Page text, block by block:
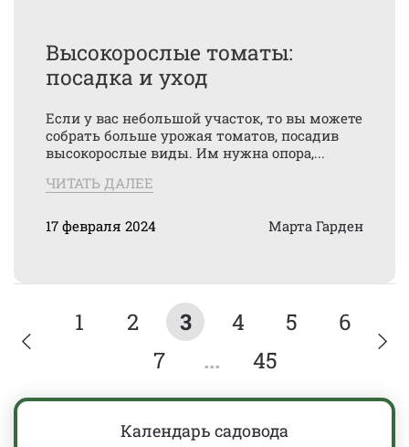
Высокорослые томаты:
посадка и уход
Если у вас небольшой участок, то вы можете
собрать больше урожая томатов, посадив
высокорослые виды. Им нужна опора,...
ЧИТАТЬ ДАЛЕЕ
17 февраля 2024 Марта Гарден
1 2 3 4 5
6
7
... 45
Календарь садовода